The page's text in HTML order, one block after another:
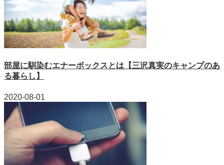
部屋に馴染むエナーボックスとは【三沢真実のキャンプのあ
る暮らし】
2020-08-01